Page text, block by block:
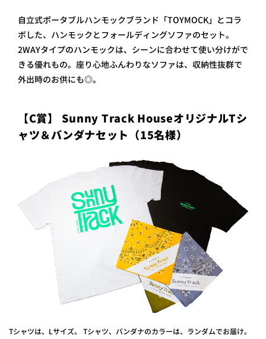
自立式ポータブルハンモックブランド「TOYMOCK」とコラ
ボした、ハンモックとフォールディングソファのセット。
2WAYタイプのハンモックは、シーンに合わせて使い分けがで
きる優れもの。座り心地ふんわりなソファは、収納性抜群で
外出時のお供にも◎。
【C賞】 Sunny Track HouseオリジナルTシ
ャツ＆バンダナセット（15名様）
Tシャツは、Lサイズ。 Tシャツ、バンダナのカラーは、ランダムでお届け。